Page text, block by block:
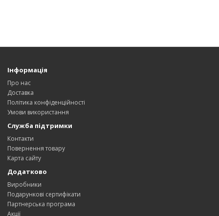
Інформація
Про нас
Доставка
Політика конфіденційності
Умови використання
Служба підтримки
Контакти
Повернення товару
Карта сайту
Додатково
Виробники
Подарункові сертифікати
Партнерська програма
Акції